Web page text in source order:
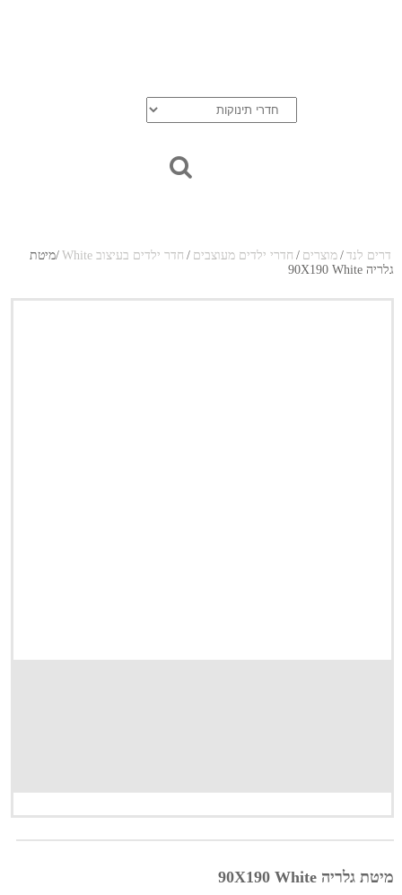
דרים לנד / מוצרים / חדרי ילדים מעוצבים / חדר ילדים בעיצוב White /מיטת
גלריה 90X190 White
מיטת גלריה 90X190 White